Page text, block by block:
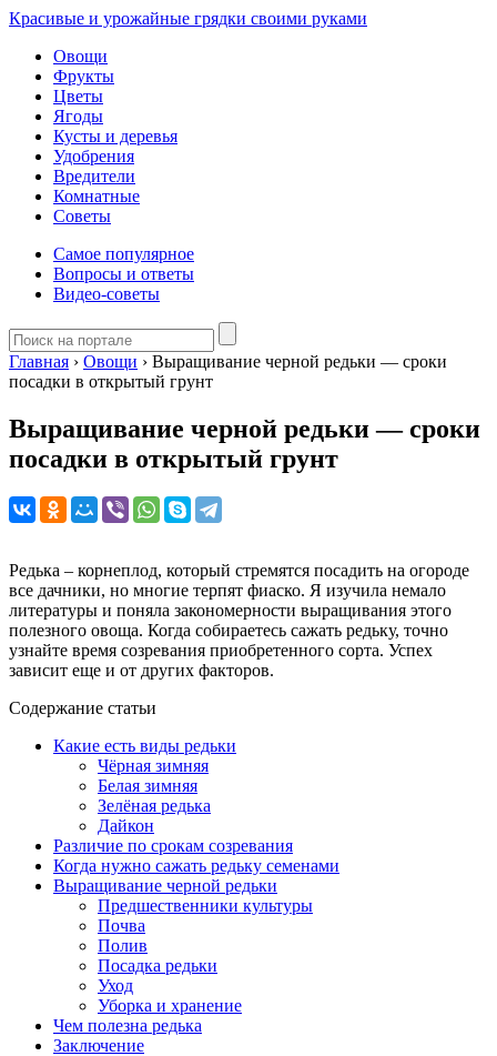
Красивые и урожайные грядки своими руками
Овощи
Фрукты
Цветы
Ягоды
Кусты и деревья
Удобрения
Вредители
Комнатные
Советы
Самое популярное
Вопросы и ответы
Видео-советы
Главная › Овощи › Выращивание черной редьки — сроки
посадки в открытый грунт
Выращивание черной редьки — сроки
посадки в открытый грунт
Редька – корнеплод, который стремятся посадить на огороде
все дачники, но многие терпят фиаско. Я изучила немало
литературы и поняла закономерности выращивания этого
полезного овоща. Когда собираетесь сажать редьку, точно
узнайте время созревания приобретенного сорта. Успех
зависит еще и от других факторов.
Содержание статьи
Какие есть виды редьки
Чёрная зимняя
Белая зимняя
Зелёная редька
Дайкон
Различие по срокам созревания
Когда нужно сажать редьку семенами
Выращивание черной редьки
Предшественники культуры
Почва
Полив
Посадка редьки
Уход
Уборка и хранение
Чем полезна редька
Заключение